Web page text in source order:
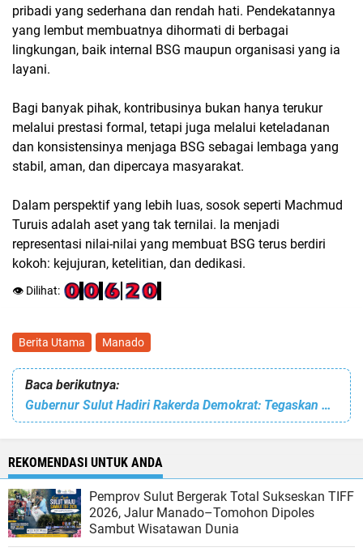
pribadi yang sederhana dan rendah hati. Pendekatannya
yang lembut membuatnya dihormati di berbagai
lingkungan, baik internal BSG maupun organisasi yang ia
layani.
Bagi banyak pihak, kontribusinya bukan hanya terukur
melalui prestasi formal, tetapi juga melalui keteladanan
dan konsistensinya menjaga BSG sebagai lembaga yang
stabil, aman, dan dipercaya masyarakat.
Dalam perspektif yang lebih luas, sosok seperti Machmud
Turuis adalah aset yang tak ternilai. Ia menjadi
representasi nilai-nilai yang membuat BSG terus berdiri
kokoh: kejujuran, ketelitian, dan dedikasi.
👁️ Dilihat:
Berita Utama Manado
Baca berikutnya:
Gubernur Sulut Hadiri Rakerda Demokrat: Tegaskan Politik Harmonis Demi Kemajuan Daerah
REKOMENDASI UNTUK ANDA
Pemprov Sulut Bergerak Total Sukseskan TIFF
2026, Jalur Manado–Tomohon Dipoles
Sambut Wisatawan Dunia